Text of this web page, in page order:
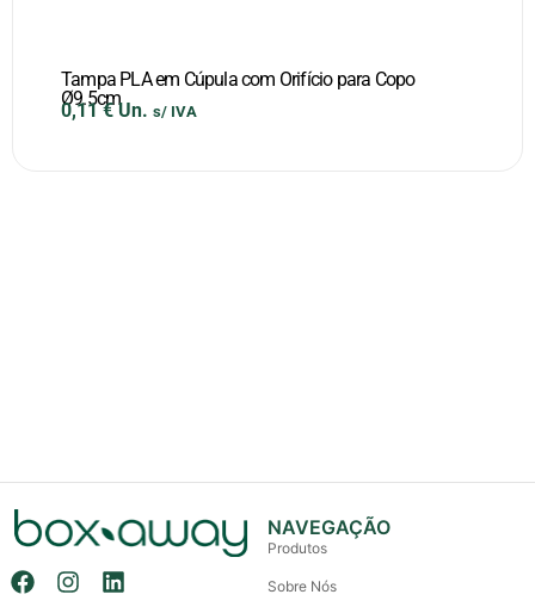
Tampa PLA em Cúpula com Orifício para Copo
Ø9.5cm
0,11€ Un. s/ IVA
NAVEGAÇÃO
Produtos
Sobre Nós